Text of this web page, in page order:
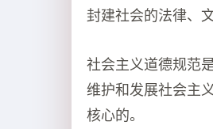
封建社会的法律、
社会主义道德规范
维护和发展社会主
核心的。